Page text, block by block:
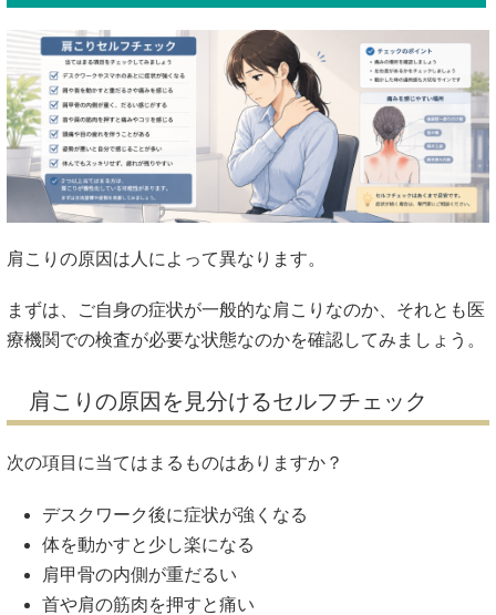
肩こりの原因は人によって異なります。
まずは、ご自身の症状が一般的な肩こりなのか、それとも医
療機関での検査が必要な状態なのかを確認してみましょう。
肩こりの原因を見分けるセルフチェック
次の項目に当てはまるものはありますか？
デスクワーク後に症状が強くなる
体を動かすと少し楽になる
肩甲骨の内側が重だるい
首や肩の筋肉を押すと痛い